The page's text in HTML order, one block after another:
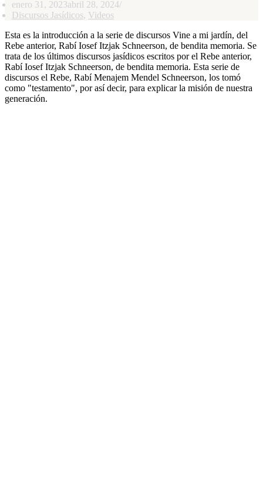
enero 31, 2023abril 28, 2024
Discursos Jasídicos, Videos
Esta es la introducción a la serie de discursos Vine a mi jardín, del
Rebe anterior, Rabí Iosef Itzjak Schneerson, de bendita memoria. Se
trata de los últimos discursos jasídicos escritos por el Rebe anterior,
Rabí Iosef Itzjak Schneerson, de bendita memoria. Esta serie de
discursos el Rebe, Rabí Menajem Mendel Schneerson, los tomó
como "testamento", por así decir, para explicar la misión de nuestra
generación.